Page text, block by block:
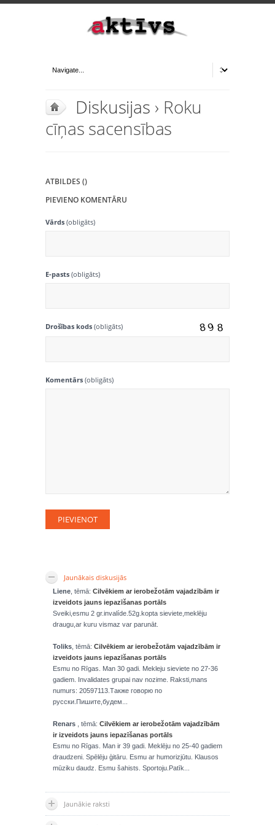
Diskusijas › Roku
cīņas sacensības
ATBILDES ()
PIEVIENO KOMENTĀRU
Vārds (obligāts)
E-pasts (obligāts)
Drošības kods (obligāts)
Komentārs (obligāts)
Jaunākais diskusijās
Liene , tēmā: Cilvēkiem ar ierobežotām vajadzībām ir
izveidots jauns iepazīšanas portāls
Sveiki,esmu 2 gr.invalíde.52g.kopta sieviete,meklēju
draugu,ar kuru vismaz var parunāt.
Toliks , tēmā: Cilvēkiem ar ierobežotām vajadzībām ir
izveidots jauns iepazīšanas portāls
Esmu no Rīgas. Man 30 gadi. Mekleju sieviete no 27-36
gadiem. Invalidates grupai nav nozime. Raksti,mans
numurs: 20597113.Также говорю по
русски.Пишите,будем...
Renars , tēmā: Cilvēkiem ar ierobežotām vajadzībām
ir izveidots jauns iepazīšanas portāls
Esmu no Rīgas. Man ir 39 gadi. Meklēju no 25-40 gadiem
draudzeni. Spēlēju ģitāru. Esmu ar humorizjūtu. Klausos
mūziku daudz. Esmu šahists. Sportoju.Patīk...
Jaunākie raksti